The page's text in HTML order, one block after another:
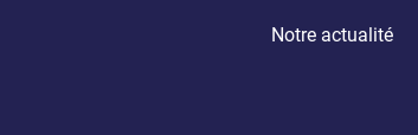
Notre actualité